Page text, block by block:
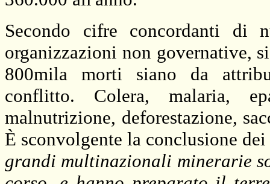
Secondo cifre concordanti di
organizzazioni non governative,
800mila morti siano da
conflitto. Colera, malaria,
malnutrizione, deforestazione,
È sconvolgente la conclusione
grandi multinazionali minerarie